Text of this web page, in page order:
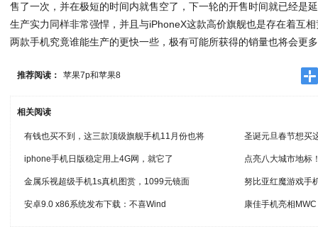
售了一次，并在极短的时间内就售空了，下一轮的开售时间就已经是
生产实力同样非常强悍，并且与iPhoneX这款高价旗舰也是存在着互
两款手机究竟谁能生产的更快一些，极有可能所获得的销量也将会更
推荐阅读： 苹果7p和苹果8
相关阅读
有钱也买不到，这三款顶级旗舰手机11月份也将 圣诞元旦春节想买
iphone手机日版稳定用上4G网，就它了 点亮八大城市地标
金属乐视超级手机1s真机图赏，1099元镜面 努比亚红魔游戏手
安卓9.0 x86系统发布下载：不喜Wind 康佳手机亮相